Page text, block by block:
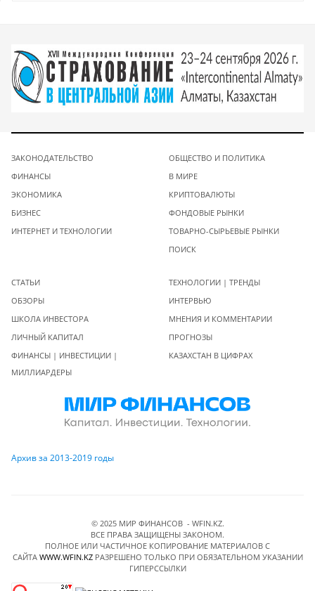
ЗАКОНОДАТЕЛЬСТВО
ФИНАНСЫ
ЭКОНОМИКА
БИЗНЕС
ИНТЕРНЕТ И ТЕХНОЛОГИИ
ОБЩЕСТВО И ПОЛИТИКА
В МИРЕ
КРИПТОВАЛЮТЫ
ФОНДОВЫЕ РЫНКИ
ТОВАРНО-СЫРЬЕВЫЕ РЫНКИ
ПОИСК
СТАТЬИ
ОБЗОРЫ
ШКОЛА ИНВЕСТОРА
ЛИЧНЫЙ КАПИТАЛ
ФИНАНСЫ | ИНВЕСТИЦИИ |
МИЛЛИАРДЕРЫ
ТЕХНОЛОГИИ | ТРЕНДЫ
ИНТЕРВЬЮ
МНЕНИЯ И КОММЕНТАРИИ
ПРОГНОЗЫ
КАЗАХСТАН В ЦИФРАХ
Архив за 2013-2019 годы
© 2025 МИР ФИНАНСОВ - WFIN.KZ.
ВСЕ ПРАВА ЗАЩИЩЕНЫ ЗАКОНОМ.
ПОЛНОЕ ИЛИ ЧАСТИЧНОЕ КОПИРОВАНИЕ МАТЕРИАЛОВ C
САЙТА WWW.WFIN.KZРАЗРЕШЕНО ТОЛЬКО ПРИ ОБЯЗАТЕЛЬНОМ УКАЗАНИИ
ГИПЕРССЫЛКИ